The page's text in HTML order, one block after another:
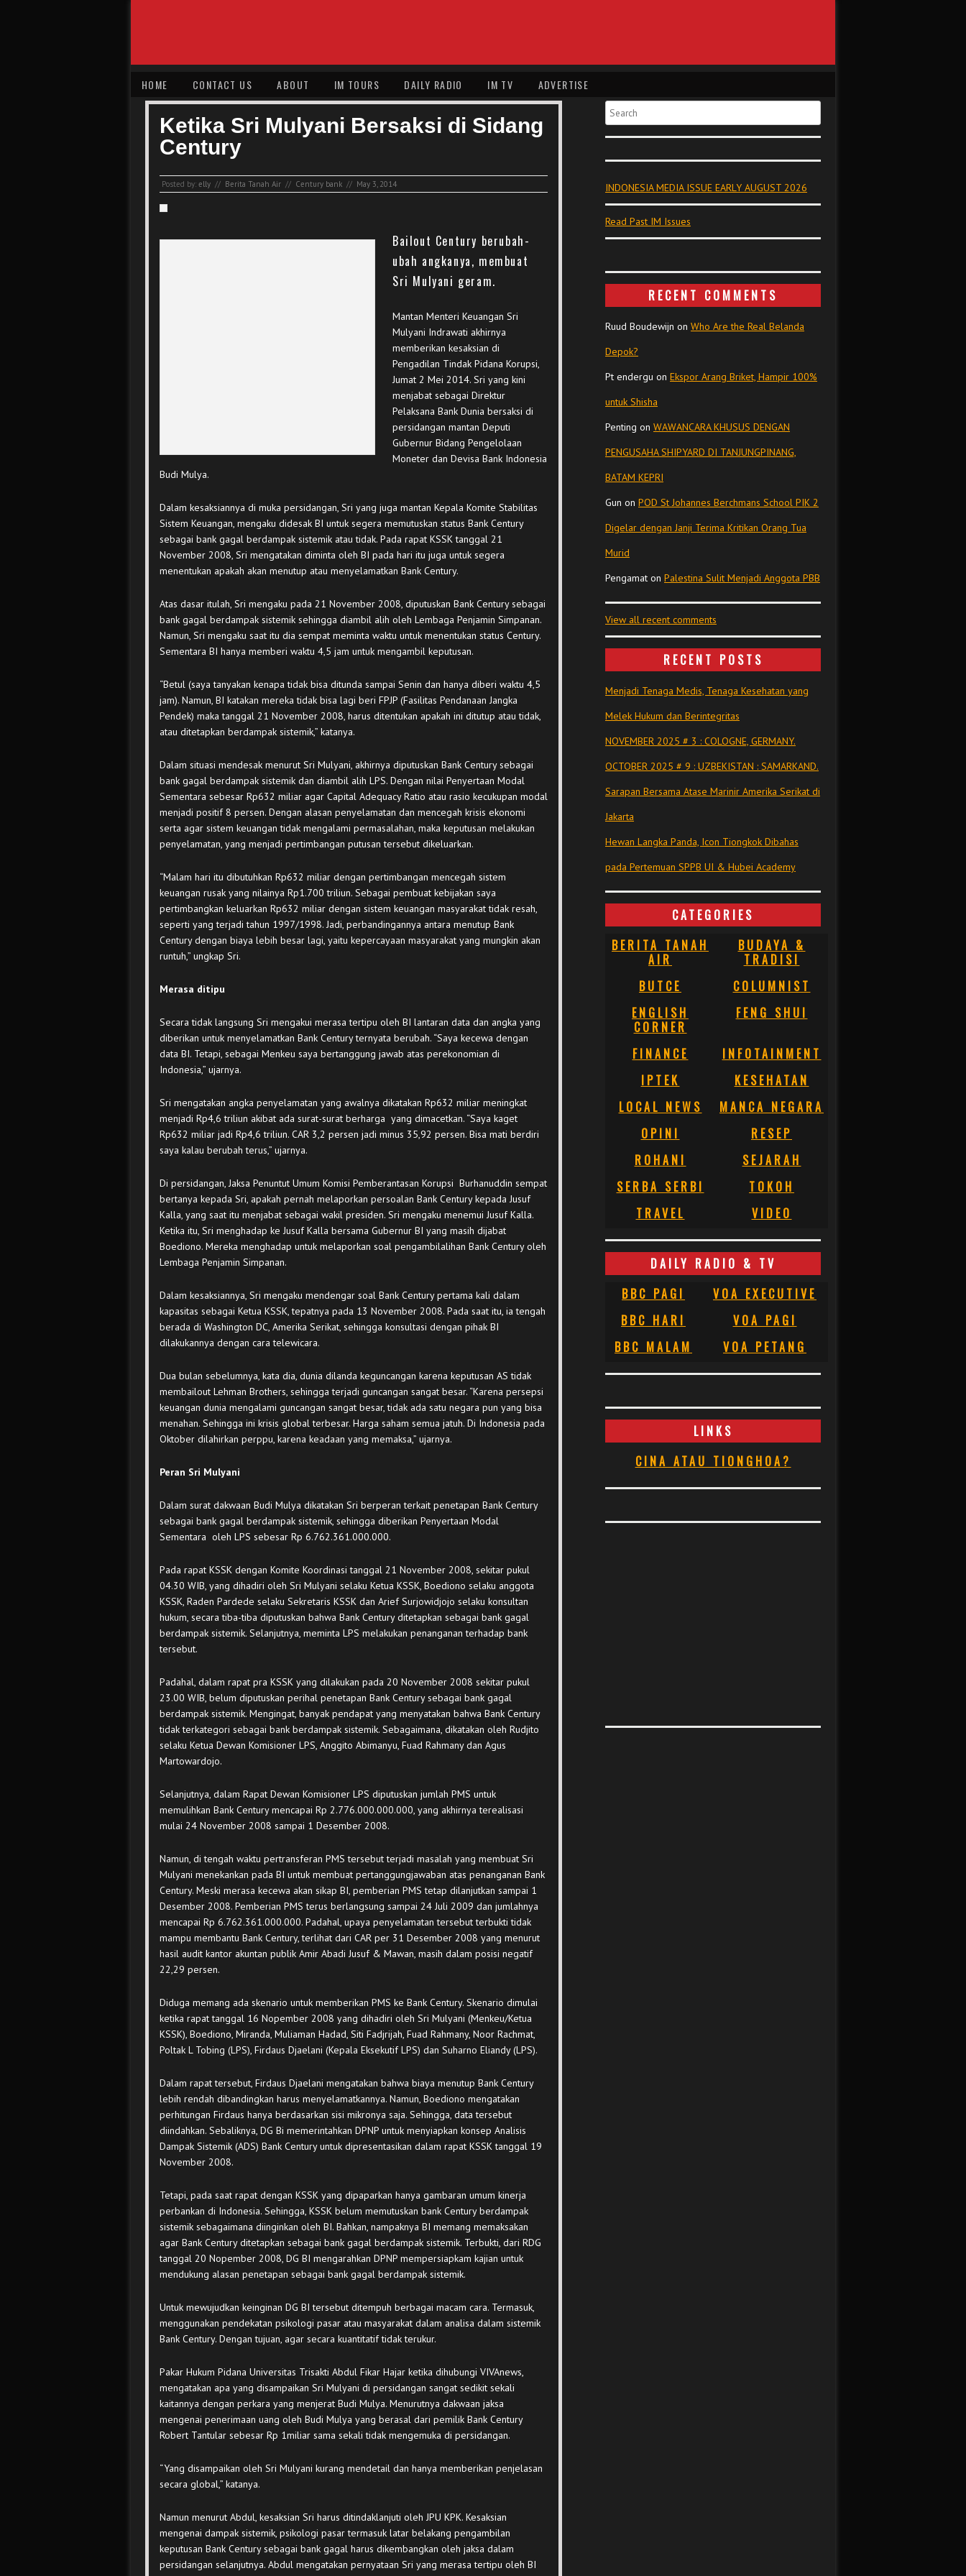
HOME CONTACT US ABOUT IM TOURS DAILY RADIO IM TV ADVERTISE
Ketika Sri Mulyani Bersaksi di Sidang
Century
Posted by: elly // Berita Tanah Air // Century bank // May 3, 2014
Bailout Century berubah-
ubah angkanya, membuat
Sri Mulyani geram.
Mantan Menteri Keuangan Sri
Mulyani Indrawati akhirnya
memberikan kesaksian di
Pengadilan Tindak Pidana Korupsi,
Jumat 2 Mei 2014. Sri yang kini
menjabat sebagai Direktur
Pelaksana Bank Dunia bersaksi di
persidangan mantan Deputi
Gubernur Bidang Pengelolaan
Moneter dan Devisa Bank Indonesia
Budi Mulya.
Dalam kesaksiannya di muka persidangan, Sri yang juga mantan Kepala Komite Stabilitas
Sistem Keuangan, mengaku didesak BI untuk segera memutuskan status Bank Century
sebagai bank gagal berdampak sistemik atau tidak. Pada rapat KSSK tanggal 21
November 2008, Sri mengatakan diminta oleh BI pada hari itu juga untuk segera
menentukan apakah akan menutup atau menyelamatkan Bank Century.
Atas dasar itulah, Sri mengaku pada 21 November 2008, diputuskan Bank Century sebagai
bank gagal berdampak sistemik sehingga diambil alih oleh Lembaga Penjamin Simpanan.
Namun, Sri mengaku saat itu dia sempat meminta waktu untuk menentukan status Century.
Sementara BI hanya memberi waktu 4,5 jam untuk mengambil keputusan.
“Betul (saya tanyakan kenapa tidak bisa ditunda sampai Senin dan hanya diberi waktu 4,5
jam). Namun, BI katakan mereka tidak bisa lagi beri FPJP (Fasilitas Pendanaan Jangka
Pendek) maka tanggal 21 November 2008, harus ditentukan apakah ini ditutup atau tidak,
atau ditetapkan berdampak sistemik,” katanya.
Dalam situasi mendesak menurut Sri Mulyani, akhirnya diputuskan Bank Century sebagai
bank gagal berdampak sistemik dan diambil alih LPS. Dengan nilai Penyertaan Modal
Sementara sebesar Rp632 miliar agar Capital Adequacy Ratio atau rasio kecukupan modal
menjadi positif 8 persen. Dengan alasan penyelamatan dan mencegah krisis ekonomi
serta agar sistem keuangan tidak mengalami permasalahan, maka keputusan melakukan
penyelamatan, yang menjadi pertimbangan putusan tersebut dikeluarkan.
“Malam hari itu dibutuhkan Rp632 miliar dengan pertimbangan mencegah sistem
keuangan rusak yang nilainya Rp1.700 triliun. Sebagai pembuat kebijakan saya
pertimbangkan keluarkan Rp632 miliar dengan sistem keuangan masyarakat tidak resah,
seperti yang terjadi tahun 1997/1998. Jadi, perbandingannya antara menutup Bank
Century dengan biaya lebih besar lagi, yaitu kepercayaan masyarakat yang mungkin akan
runtuh,” ungkap Sri.
Merasa ditipu
Secara tidak langsung Sri mengakui merasa tertipu oleh BI lantaran data dan angka yang
diberikan untuk menyelamatkan Bank Century ternyata berubah. “Saya kecewa dengan
data BI. Tetapi, sebagai Menkeu saya bertanggung jawab atas perekonomian di
Indonesia,” ujarnya.
Sri mengatakan angka penyelamatan yang awalnya dikatakan Rp632 miliar meningkat
menjadi Rp4,6 triliun akibat ada surat-surat berharga yang dimacetkan. “Saya kaget
Rp632 miliar jadi Rp4,6 triliun. CAR 3,2 persen jadi minus 35,92 persen. Bisa mati berdiri
saya kalau berubah terus,” ujarnya.
Di persidangan, Jaksa Penuntut Umum Komisi Pemberantasan Korupsi Burhanuddin sempat
bertanya kepada Sri, apakah pernah melaporkan persoalan Bank Century kepada Jusuf
Kalla, yang saat itu menjabat sebagai wakil presiden. Sri mengaku menemui Jusuf Kalla.
Ketika itu, Sri menghadap ke Jusuf Kalla bersama Gubernur BI yang masih dijabat
Boediono. Mereka menghadap untuk melaporkan soal pengambilalihan Bank Century oleh
Lembaga Penjamin Simpanan.
Dalam kesaksiannya, Sri mengaku mendengar soal Bank Century pertama kali dalam
kapasitas sebagai Ketua KSSK, tepatnya pada 13 November 2008. Pada saat itu, ia tengah
berada di Washington DC, Amerika Serikat, sehingga konsultasi dengan pihak BI
dilakukannya dengan cara telewicara.
Dua bulan sebelumnya, kata dia, dunia dilanda keguncangan karena keputusan AS tidak
membailout Lehman Brothers, sehingga terjadi guncangan sangat besar. “Karena persepsi
keuangan dunia mengalami guncangan sangat besar, tidak ada satu negara pun yang bisa
menahan. Sehingga ini krisis global terbesar. Harga saham semua jatuh. Di Indonesia pada
Oktober dilahirkan perppu, karena keadaan yang memaksa,” ujarnya.
Peran Sri Mulyani
Dalam surat dakwaan Budi Mulya dikatakan Sri berperan terkait penetapan Bank Century
sebagai bank gagal berdampak sistemik, sehingga diberikan Penyertaan Modal
Sementara oleh LPS sebesar Rp 6.762.361.000.000.
Pada rapat KSSK dengan Komite Koordinasi tanggal 21 November 2008, sekitar pukul
04.30 WIB, yang dihadiri oleh Sri Mulyani selaku Ketua KSSK, Boediono selaku anggota
KSSK, Raden Pardede selaku Sekretaris KSSK dan Arief Surjowidjojo selaku konsultan
hukum, secara tiba-tiba diputuskan bahwa Bank Century ditetapkan sebagai bank gagal
berdampak sistemik. Selanjutnya, meminta LPS melakukan penanganan terhadap bank
tersebut.
Padahal, dalam rapat pra KSSK yang dilakukan pada 20 November 2008 sekitar pukul
23.00 WIB, belum diputuskan perihal penetapan Bank Century sebagai bank gagal
berdampak sistemik. Mengingat, banyak pendapat yang menyatakan bahwa Bank Century
tidak terkategori sebagai bank berdampak sistemik. Sebagaimana, dikatakan oleh Rudjito
selaku Ketua Dewan Komisioner LPS, Anggito Abimanyu, Fuad Rahmany dan Agus
Martowardojo.
Selanjutnya, dalam Rapat Dewan Komisioner LPS diputuskan jumlah PMS untuk
memulihkan Bank Century mencapai Rp 2.776.000.000.000, yang akhirnya terealisasi
mulai 24 November 2008 sampai 1 Desember 2008.
Namun, di tengah waktu pertransferan PMS tersebut terjadi masalah yang membuat Sri
Mulyani menekankan pada BI untuk membuat pertanggungjawaban atas penanganan Bank
Century. Meski merasa kecewa akan sikap BI, pemberian PMS tetap dilanjutkan sampai 1
Desember 2008. Pemberian PMS terus berlangsung sampai 24 Juli 2009 dan jumlahnya
mencapai Rp 6.762.361.000.000. Padahal, upaya penyelamatan tersebut terbukti tidak
mampu membantu Bank Century, terlihat dari CAR per 31 Desember 2008 yang menurut
hasil audit kantor akuntan publik Amir Abadi Jusuf & Mawan, masih dalam posisi negatif
22,29 persen.
Diduga memang ada skenario untuk memberikan PMS ke Bank Century. Skenario dimulai
ketika rapat tanggal 16 Nopember 2008 yang dihadiri oleh Sri Mulyani (Menkeu/Ketua
KSSK), Boediono, Miranda, Muliaman Hadad, Siti Fadjrijah, Fuad Rahmany, Noor Rachmat,
Poltak L Tobing (LPS), Firdaus Djaelani (Kepala Eksekutif LPS) dan Suharno Eliandy (LPS).
Dalam rapat tersebut, Firdaus Djaelani mengatakan bahwa biaya menutup Bank Century
lebih rendah dibandingkan harus menyelamatkannya. Namun, Boediono mengatakan
perhitungan Firdaus hanya berdasarkan sisi mikronya saja. Sehingga, data tersebut
diindahkan. Sebaliknya, DG Bi memerintahkan DPNP untuk menyiapkan konsep Analisis
Dampak Sistemik (ADS) Bank Century untuk dipresentasikan dalam rapat KSSK tanggal 19
November 2008.
Tetapi, pada saat rapat dengan KSSK yang dipaparkan hanya gambaran umum kinerja
perbankan di Indonesia. Sehingga, KSSK belum memutuskan bank Century berdampak
sistemik sebagaimana diinginkan oleh BI. Bahkan, nampaknya BI memang memaksakan
agar Bank Century ditetapkan sebagai bank gagal berdampak sistemik. Terbukti, dari RDG
tanggal 20 Nopember 2008, DG BI mengarahkan DPNP mempersiapkam kajian untuk
mendukung alasan penetapan sebagai bank gagal berdampak sistemik.
Untuk mewujudkan keinginan DG BI tersebut ditempuh berbagai macam cara. Termasuk,
menggunakan pendekatan psikologi pasar atau masyarakat dalam analisa dalam sistemik
Bank Century. Dengan tujuan, agar secara kuantitatif tidak terukur.
Pakar Hukum Pidana Universitas Trisakti Abdul Fikar Hajar ketika dihubungi VIVAnews,
mengatakan apa yang disampaikan Sri Mulyani di persidangan sangat sedikit sekali
kaitannya dengan perkara yang menjerat Budi Mulya. Menurutnya dakwaan jaksa
mengenai penerimaan uang oleh Budi Mulya yang berasal dari pemilik Bank Century
Robert Tantular sebesar Rp 1miliar sama sekali tidak mengemuka di persidangan.
“Yang disampaikan oleh Sri Mulyani kurang mendetail dan hanya memberikan penjelasan
secara global,” katanya.
Namun menurut Abdul, kesaksian Sri harus ditindaklanjuti oleh JPU KPK. Kesaksian
mengenai dampak sistemik, psikologi pasar termasuk latar belakang pengambilan
keputusan Bank Century sebagai bank gagal harus dikembangkan oleh jaksa dalam
persidangan selanjutnya. Abdul mengatakan pernyataan Sri yang merasa tertipu oleh BI
Search
INDONESIA MEDIA ISSUE EARLY AUGUST 2026
Read Past IM Issues
RECENT COMMENTS
Ruud Boudewijn on Who Are the Real Belanda
Depok?
Pt endergu on Ekspor Arang Briket, Hampir 100%
untuk Shisha
Penting on WAWANCARA KHUSUS DENGAN
PENGUSAHA SHIPYARD DI TANJUNGPINANG,
BATAM KEPRI
Gun on POD St Johannes Berchmans School PIK 2
Digelar dengan Janji Terima Kritikan Orang Tua
Murid
Pengamat on Palestina Sulit Menjadi Anggota PBB
View all recent comments
RECENT POSTS
Menjadi Tenaga Medis, Tenaga Kesehatan yang
Melek Hukum dan Berintegritas
NOVEMBER 2025 # 3 : COLOGNE, GERMANY.
OCTOBER 2025 # 9 : UZBEKISTAN : SAMARKAND.
Sarapan Bersama Atase Marinir Amerika Serikat di
Jakarta
Hewan Langka Panda, Icon Tiongkok Dibahas
pada Pertemuan SPPB UI & Hubei Academy
CATEGORIES
BERITA TANAH
AIR
BUDAYA &
TRADISI
BUTCE
COLUMNIST
ENGLISH
CORNER
FENG SHUI
FINANCE
INFOTAINMENT
IPTEK
KESEHATAN
LOCAL NEWS
MANCA NEGARA
OPINI
RESEP
ROHANI
SEJARAH
SERBA SERBI
TOKOH
TRAVEL
VIDEO
DAILY RADIO & TV
BBC PAGI
VOA EXECUTIVE
BBC HARI
VOA PAGI
BBC MALAM
VOA PETANG
LINKS
CINA ATAU TIONGHOA?